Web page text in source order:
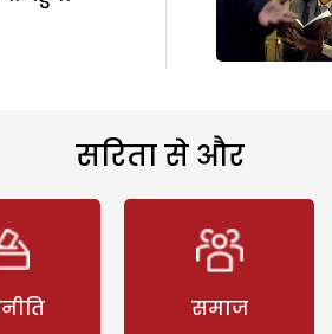
सरिता से और
समाज